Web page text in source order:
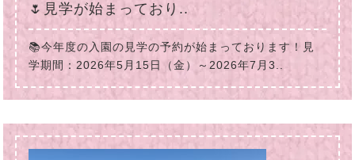
🌷見学が始まっており..
📚今年度の入園の見学の予約が始まっております！見
学期間：2026年5月15日（金）～2026年7月3..